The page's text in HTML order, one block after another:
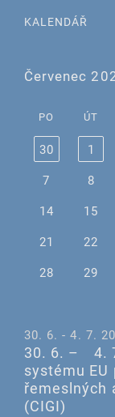
KALENDÁŘ
Červenec
PO ÚT
30 1
7
8
14
15
21
22
28
29
30. 6. - 4. 7.
30. 6. –⁠⁠⁠⁠⁠⁠⁠⁠⁠⁠⁠⁠⁠ 4.
systému
řemeslných
(CIGI)